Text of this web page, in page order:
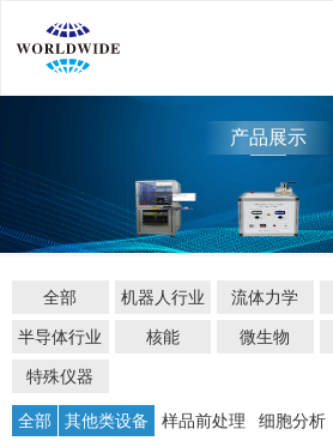
产品展示
全部 机器人行业 流体力学
半导体行业 核能 微生物
特殊仪器
全部 其他类设备 样品前处理 细胞分析